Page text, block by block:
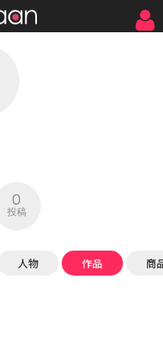
0
投稿
人物 作品 商